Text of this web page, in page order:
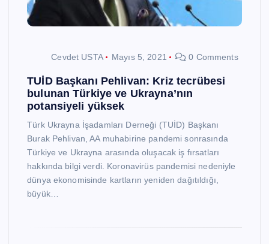
Cevdet USTA Mayıs 5, 2021 0 Comments
TUİD Başkanı Pehlivan: Kriz tecrübesi
bulunan Türkiye ve Ukrayna’nın
potansiyeli yüksek
Türk Ukrayna İşadamları Derneği (TUİD) Başkanı
Burak Pehlivan, AA muhabirine pandemi sonrasında
Türkiye ve Ukrayna arasında oluşacak iş fırsatları
hakkında bilgi verdi. Koronavirüs pandemisi nedeniyle
dünya ekonomisinde kartların yeniden dağıtıldığı,
büyük…